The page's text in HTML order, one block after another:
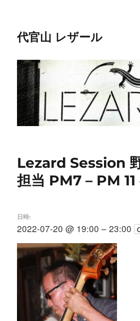
代官山 レザール
Lezard Session
担当 PM7 – PM 11
日時:
2022-07-20 @ 19:00 – 23:00